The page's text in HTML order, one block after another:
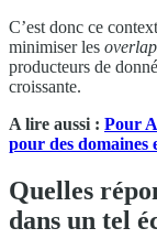
C’est donc ce
minimiser les
producteurs de
croissante.
A lire aussi : Pour
pour des domaines
Quelles
dans un tel